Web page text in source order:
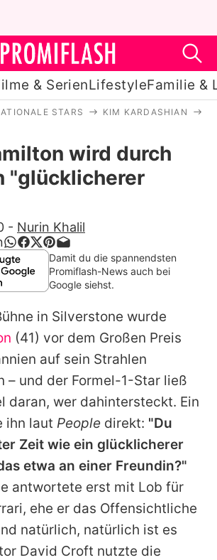
& SerienLifestyleFamilie &
Stars
Filme & Serien
Lifestyle
Familie & Liebe
Promiflash Exklusiv
Themen auf Promiflash
Jobs
App runterladen
Team
Richtlinien
Impressum
STARS KIM KARDASHIAN
wird durch
"glücklicherer
- Nurin Khalil
Damit du die spannendsten
Promiflash-News auch bei
Google siehst.
in Silverstone wurde
(41) vor dem Großen Preis
auf sein Strahlen
– und der Formel-1-Star ließ
daran, wer dahintersteckt. Ein
ihn laut People direkt: "Du
Zeit wie ein glücklicherer
etwa an einer Freundin?"
antwortete erst mit Lob für
, ehe er das Offensichtliche
natürlich, natürlich ist es
David Croft nutzte die